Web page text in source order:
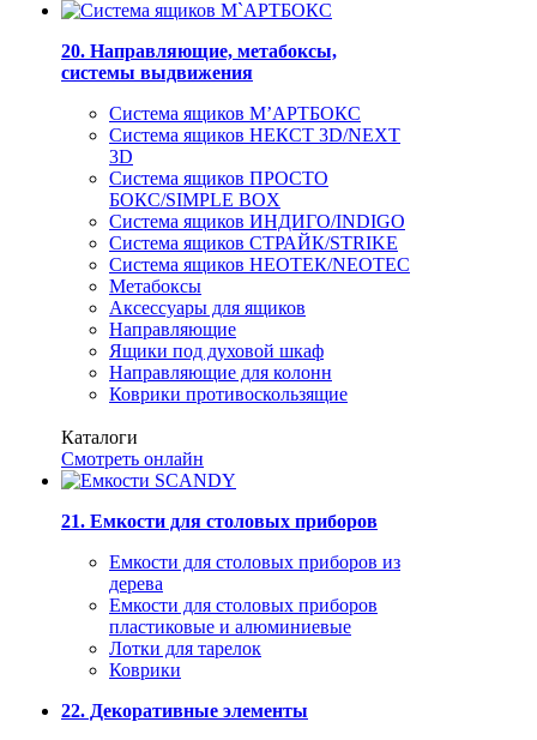
20. Направляющие, метабоксы,
системы выдвижения
Система ящиков М’АРТБОКС
Система ящиков НЕКСТ 3D/NEXT
3D
Система ящиков ПРОСТО
БОКС/SIMPLE BOX
Система ящиков ИНДИГО/INDIGO
Система ящиков СТРАЙК/STRIKE
Система ящиков НЕОТЕК/NEOTEC
Метабоксы
Аксессуары для ящиков
Направляющие
Ящики под духовой шкаф
Направляющие для колонн
Коврики противоскользящие
Каталоги
Смотреть онлайн
21. Емкости для столовых приборов
Емкости для столовых приборов из
дерева
Емкости для столовых приборов
пластиковые и алюминиевые
Лотки для тарелок
Коврики
22. Декоративные элементы